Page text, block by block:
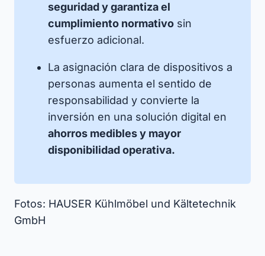
seguridad y garantiza el
cumplimiento normativo sin
esfuerzo adicional.​
La asignación clara de dispositivos a
personas aumenta el sentido de
responsabilidad y convierte la
inversión en una solución digital en
ahorros medibles y mayor
disponibilidad operativa.​
Fotos: HAUSER Kühlmöbel und Kältetechnik
GmbH